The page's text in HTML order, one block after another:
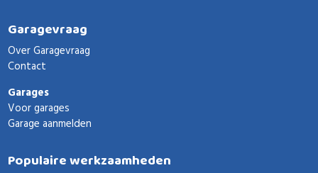
Garagevraag
Over Garagevraag
Contact
Garages
Voor garages
Garage aanmelden
Populaire werkzaamheden